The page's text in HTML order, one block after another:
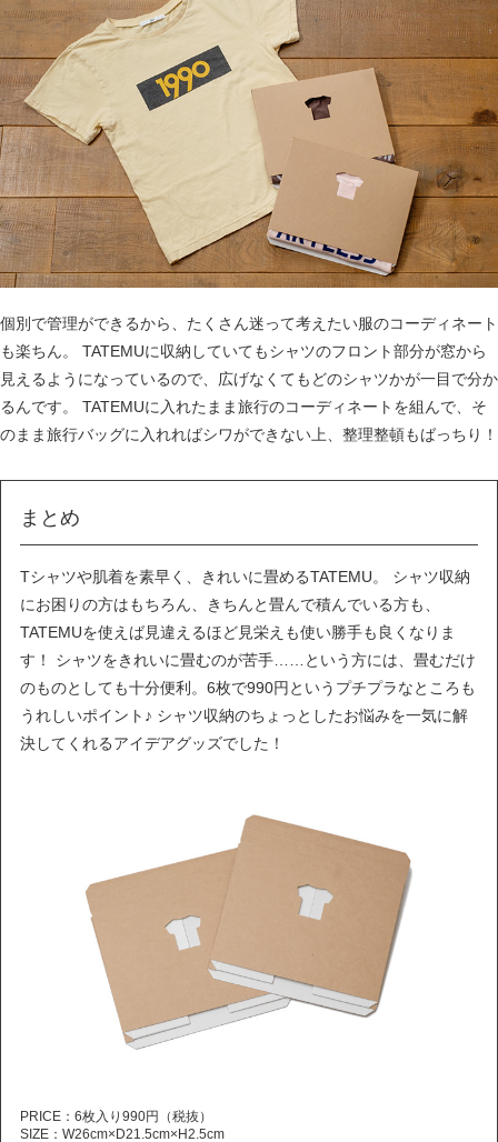
個別で管理ができるから、たくさん迷って考えたい服のコーディネート
も楽ちん。 TATEMUに収納していてもシャツのフロント部分が窓から
見えるようになっているので、広げなくてもどのシャツかが一目で分か
るんです。 TATEMUに入れたまま旅行のコーディネートを組んで、そ
のまま旅行バッグに入れればシワができない上、整理整頓もばっちり！
まとめ
Tシャツや肌着を素早く、きれいに畳めるTATEMU。 シャツ収納
にお困りの方はもちろん、きちんと畳んで積んでいる方も、
TATEMUを使えば見違えるほど見栄えも使い勝手も良くなりま
す！ シャツをきれいに畳むのが苦手……という方には、畳むだけ
のものとしても十分便利。6枚で990円というプチプラなところも
うれしいポイント♪ シャツ収納のちょっとしたお悩みを一気に解
決してくれるアイデアグッズでした！
PRICE：6枚入り990円（税抜）
SIZE：W26cm×D21.5cm×H2.5cm